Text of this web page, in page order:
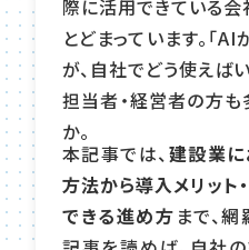
際に活用できている
とどまっています。「
が、自社でどう使えば
担当者・経営者の方も
か。
本記事では、建設業
方法から導入メリット
できる進め方 まで、